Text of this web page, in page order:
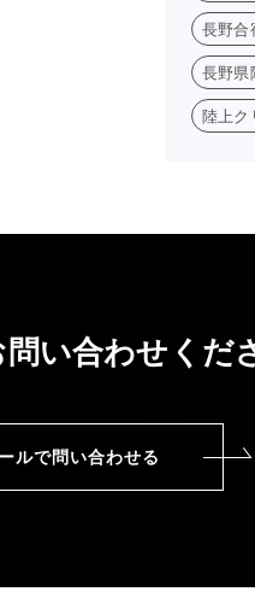
長野合
長野県
陸上ク
問い合わせくだ
ルで問い合わせる